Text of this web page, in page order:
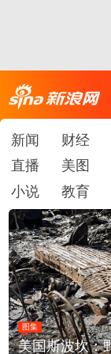
新闻 财经
直播
美图
小说
教育